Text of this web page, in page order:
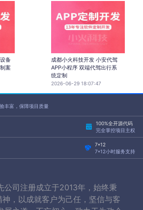
备
案
成都小火科技开发 小安代驾
APP小程序 双端代驾出行系
统定制
2026-06-29 18:07:47
丰富，保障项目质量
100%全开源代码
完全掌控项目主权
7*12
7*12小时服务支持
公司注册成立于2013年，始终秉
神，以成就客户为己任，坚信与客